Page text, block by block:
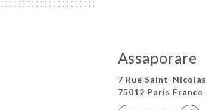
Assaporare
7 Rue Saint-Nicolas
75012 Paris France